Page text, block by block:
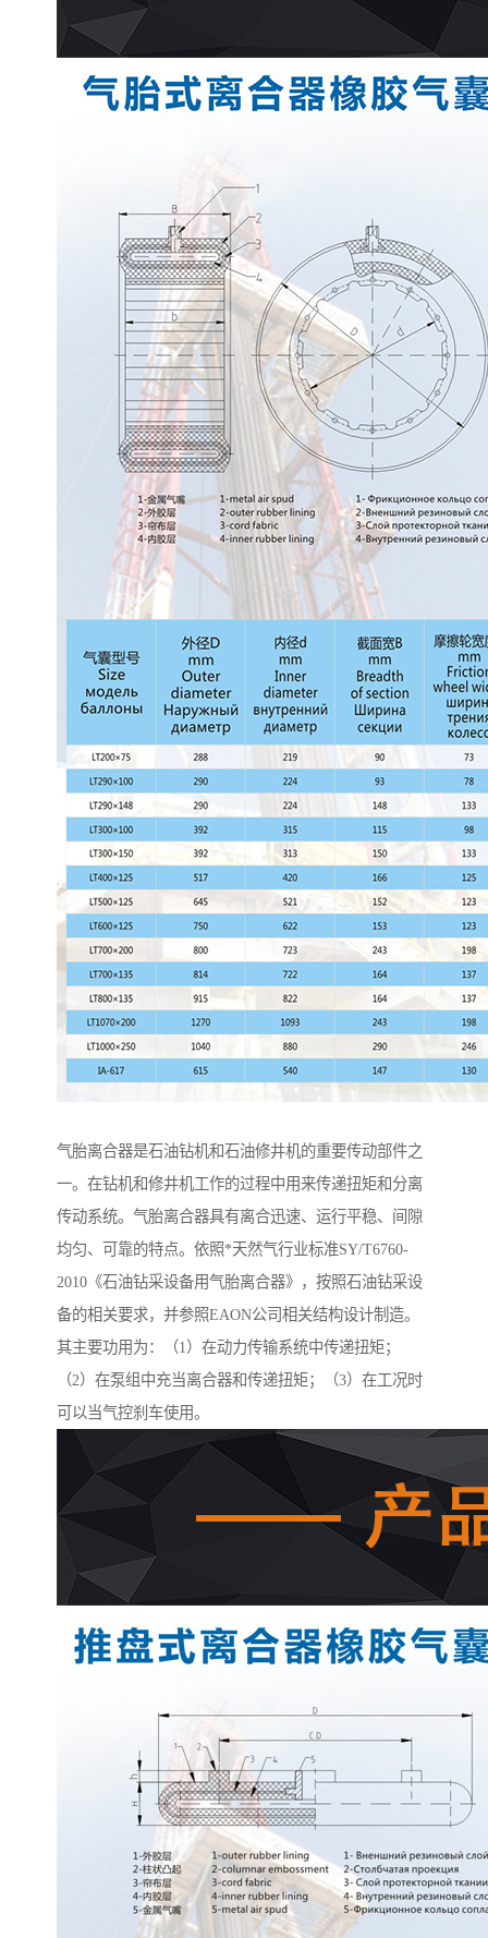
气胎离合器是石油钻机和石油修井机的重要传动部件之
一。在钻机和修井机工作的过程中用来传递扭矩和分离
传动系统。气胎离合器具有离合迅速、运行平稳、间隙
均匀、可靠的特点。依照*天然气行业标准SY/T6760-
2010《石油钻采设备用气胎离合器》，按照石油钻采设
备的相关要求，并参照EAON公司相关结构设计制造。
其主要功用为：（1）在动力传输系统中传递扭矩；
（2）在泵组中充当离合器和传递扭矩；（3）在工况时
可以当气控刹车使用。